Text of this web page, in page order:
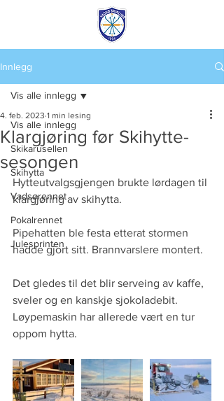
Innlegg
Vis alle innlegg
Skikarusellen
Skihytta
Vadsørennet
Pokalrennet
Julesprinten
Vis alle innlegg
Klargjøring før Skihytte-
sesongen
4. feb. 2023 1 min lesing
Hytteutvalgsgjengen brukte lørdagen til
klargjøring av skihytta.
Pipehatten ble festa etterat stormen
hadde gjort sitt. Brannvarslere montert.
Det gledes til det blir serveing av kaffe,
sveler og en kanskje sjokoladebit.
Løypemaskin har allerede vært en tur
oppom hytta.